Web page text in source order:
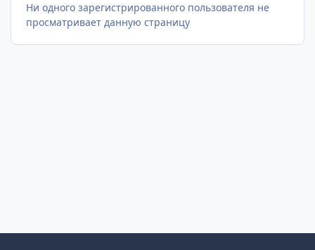
Ни одного зарегистрированного пользователя не
просматривает данную страницу